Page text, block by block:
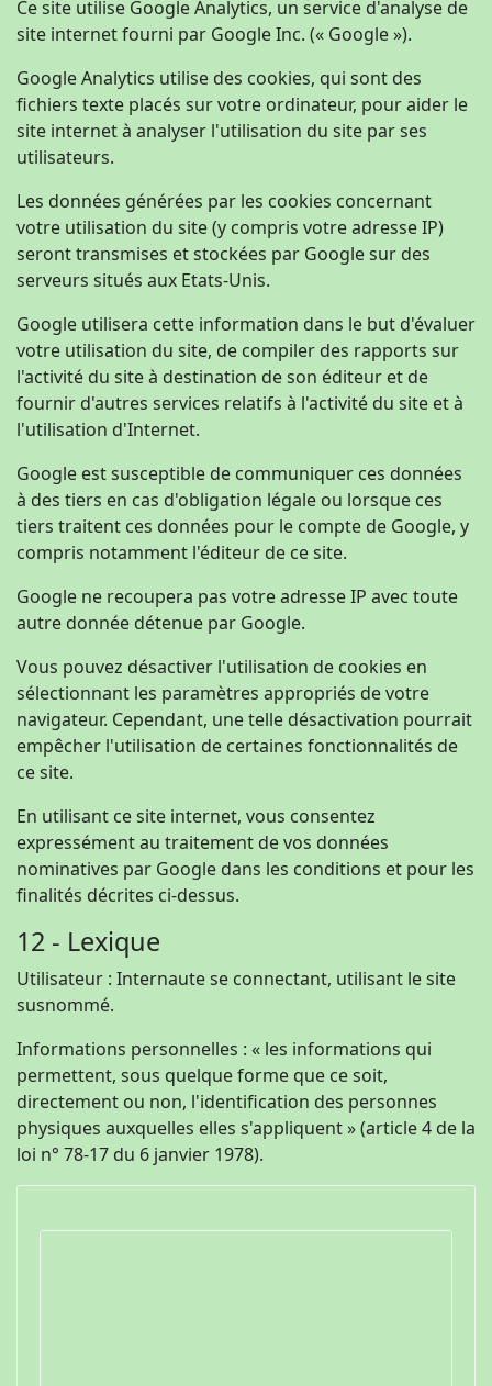
Ce site utilise Google Analytics, un service d'analyse de
site internet fourni par Google Inc. (« Google »).
Google Analytics utilise des cookies, qui sont des
fichiers texte placés sur votre ordinateur, pour aider le
site internet à analyser l'utilisation du site par ses
utilisateurs.
Les données générées par les cookies concernant
votre utilisation du site (y compris votre adresse IP)
seront transmises et stockées par Google sur des
serveurs situés aux Etats-Unis.
Google utilisera cette information dans le but d'évaluer
votre utilisation du site, de compiler des rapports sur
l'activité du site à destination de son éditeur et de
fournir d'autres services relatifs à l'activité du site et à
l'utilisation d'Internet.
Google est susceptible de communiquer ces données
à des tiers en cas d'obligation légale ou lorsque ces
tiers traitent ces données pour le compte de Google, y
compris notamment l'éditeur de ce site.
Google ne recoupera pas votre adresse IP avec toute
autre donnée détenue par Google.
Vous pouvez désactiver l'utilisation de cookies en
sélectionnant les paramètres appropriés de votre
navigateur. Cependant, une telle désactivation pourrait
empêcher l'utilisation de certaines fonctionnalités de
ce site.
En utilisant ce site internet, vous consentez
expressément au traitement de vos données
nominatives par Google dans les conditions et pour les
finalités décrites ci-dessus.
12 - Lexique
Utilisateur : Internaute se connectant, utilisant le site
susnommé.
Informations personnelles : « les informations qui
permettent, sous quelque forme que ce soit,
directement ou non, l'identification des personnes
physiques auxquelles elles s'appliquent » (article 4 de la
loi n° 78-17 du 6 janvier 1978).